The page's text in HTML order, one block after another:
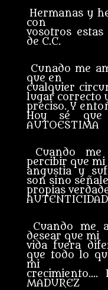
Hermanas y
con
vosotros
de C.C.
Cunado me
que en
cualquier
lugar correcto
preciso. Y
Hoy sé que
AUTOESTIMA
Cuando me
percibir que mi
angustia y
son sino
propias
AUTENTICIDAD
Cuando me
desear que mi
vida fuera
que todo lo
mi
crecimiento….
MADUREZ